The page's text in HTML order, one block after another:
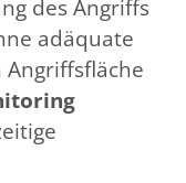
des Angriffs
adäquate